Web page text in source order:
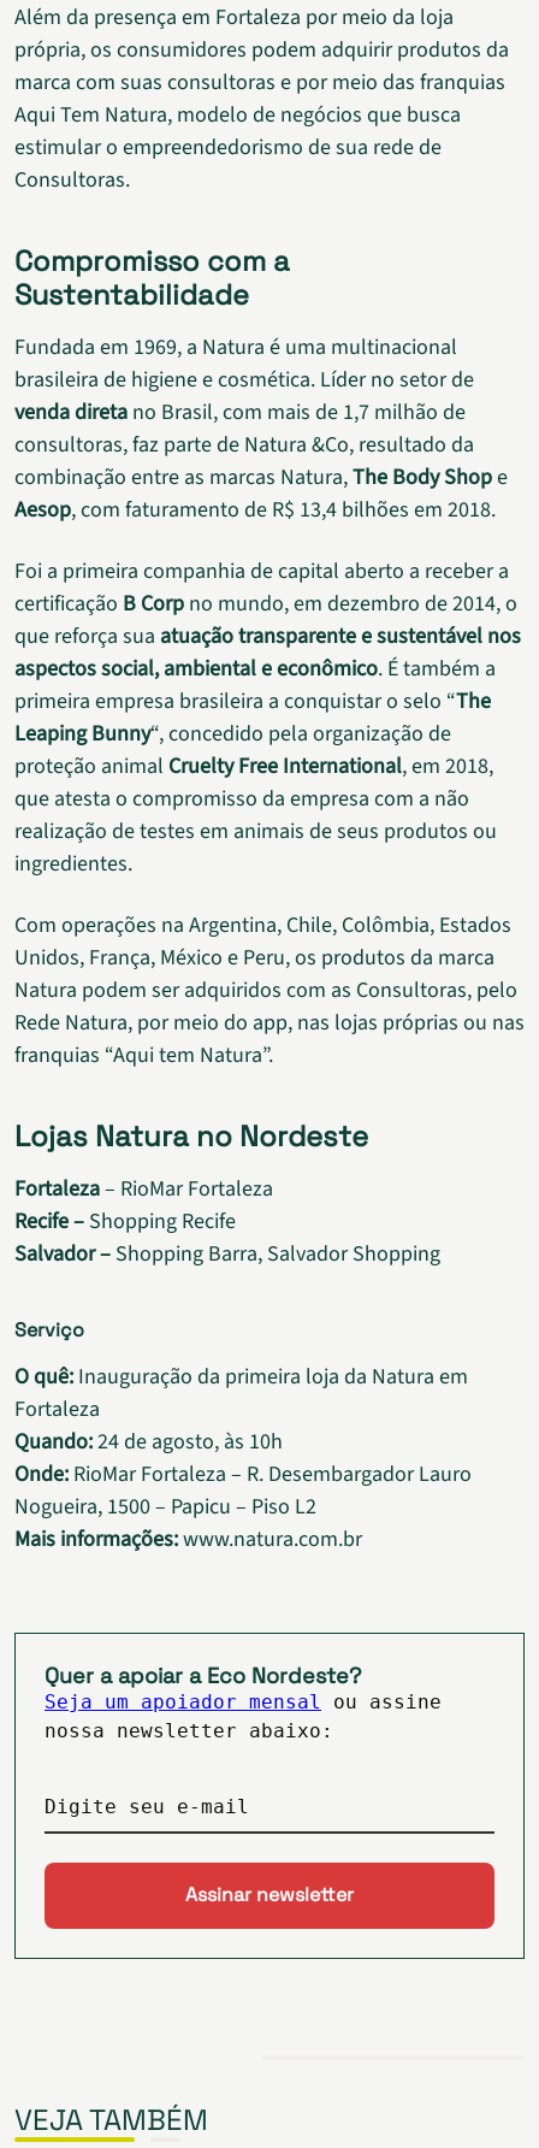
Além da presença em Fortaleza por meio da loja
própria, os consumidores podem adquirir produtos da
marca com suas consultoras e por meio das franquias
Aqui Tem Natura, modelo de negócios que busca
estimular o empreendedorismo de sua rede de
Consultoras.
Compromisso com a
Sustentabilidade
Fundada em 1969, a Natura é uma multinacional
brasileira de higiene e cosmética. Líder no setor de
venda direta no Brasil, com mais de 1,7 milhão de
consultoras, faz parte de Natura &Co, resultado da
combinação entre as marcas Natura,The Body Shope
Aesop, com faturamento de R$ 13,4 bilhões em 2018.
Foi a primeira companhia de capital aberto a receber a
certificação B Corp no mundo, em dezembro de 2014, o
que reforça sua atuação transparente e sustentável nos
aspectos social, ambiental e econômico. É também a
primeira empresa brasileira a conquistar o selo “The
Leaping Bunny“, concedido pela organização de
proteção animal Cruelty Free International, em 2018,
que atesta o compromisso da empresa com a não
realização de testes em animais de seus produtos ou
ingredientes.
Com operações na Argentina, Chile, Colômbia, Estados
Unidos, França, México e Peru, os produtos da marca
Natura podem ser adquiridos com as Consultoras, pelo
Rede Natura, por meio do app, nas lojas próprias ou nas
franquias “Aqui tem Natura”.
Lojas Natura no Nordeste
Fortaleza– RioMar Fortaleza
Recife – Shopping Recife
Salvador – Shopping Barra, Salvador Shopping
Serviço
O quê: Inauguração da primeira loja da Natura em
Fortaleza
Quando:24 de agosto, às 10h
Onde: RioMar Fortaleza – R. Desembargador Lauro
Nogueira, 1500 – Papicu – Piso L2
Mais informações:www.natura.com.br
Quer a apoiar a Eco Nordeste?
Seja um apoiador mensal
ou assine
nossa newsletter abaixo:
Digite seu e-mail
VEJA TAMBÉM